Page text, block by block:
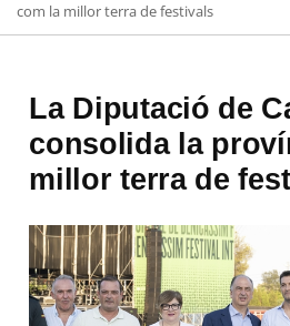
com la millor terra de festivals
La Diputació de
consolida la
millor terra de